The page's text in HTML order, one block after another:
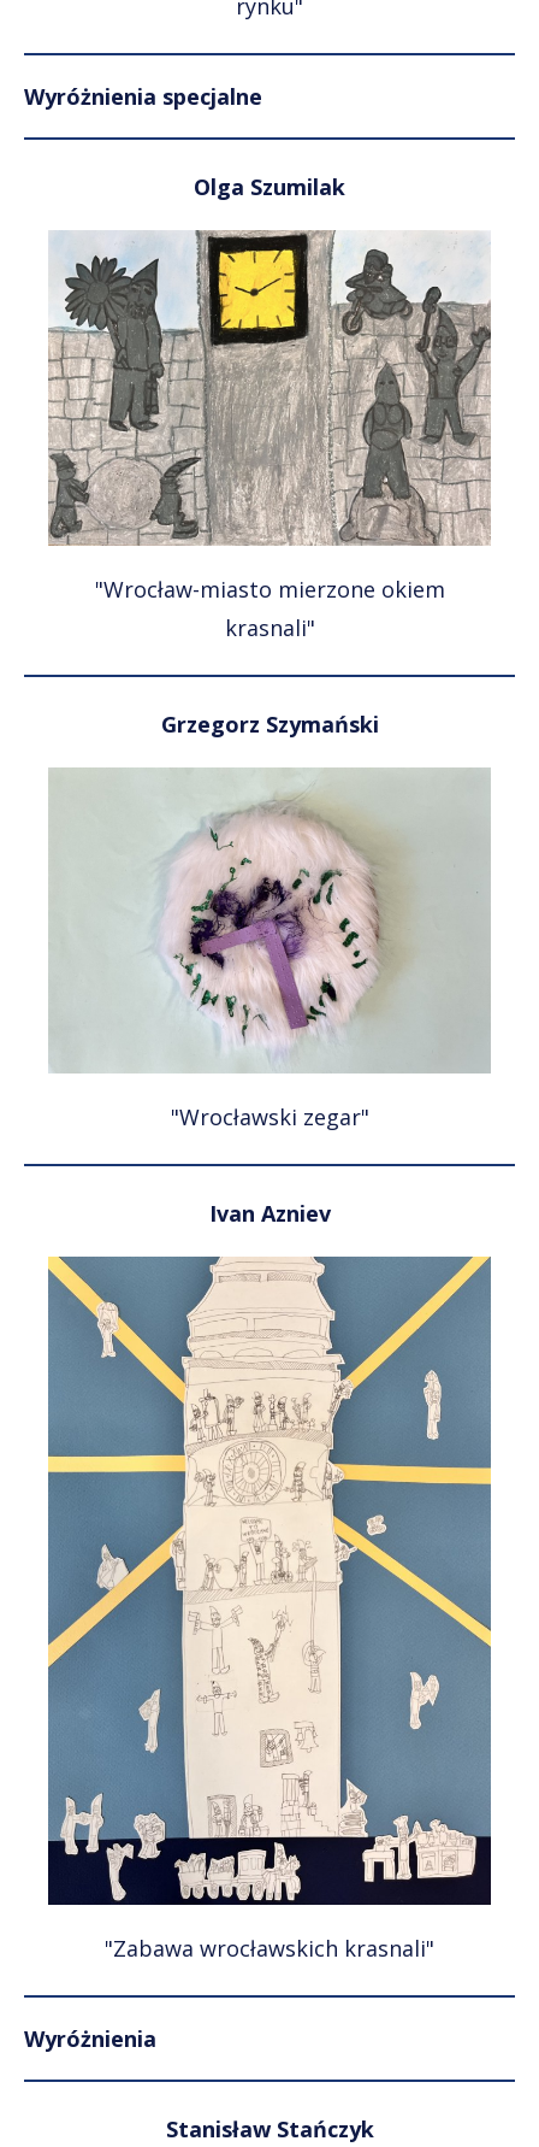
rynku"
Wyróżnienia specjalne
Olga Szumilak
"Wrocław-miasto mierzone okiem
krasnali"
Grzegorz Szymański
"Wrocławski zegar"
Ivan Azniev
"Zabawa wrocławskich krasnali"
Wyróżnienia
Stanisław Stańczyk